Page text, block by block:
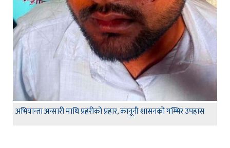
अभियान्ता अन्सारी माथि प्रहरीको प्रहार, कानूनी शासनको गम्भिर उपहास